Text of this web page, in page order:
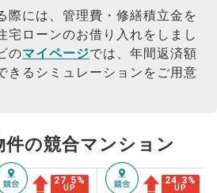
際には、管理費・修繕積立金を
宅ローンのお借り入れをしまし
のマイページでは、年間返済額
きるシミュレーションをご用意
件の競合マンション
27.5%
UP
24.3%
UP